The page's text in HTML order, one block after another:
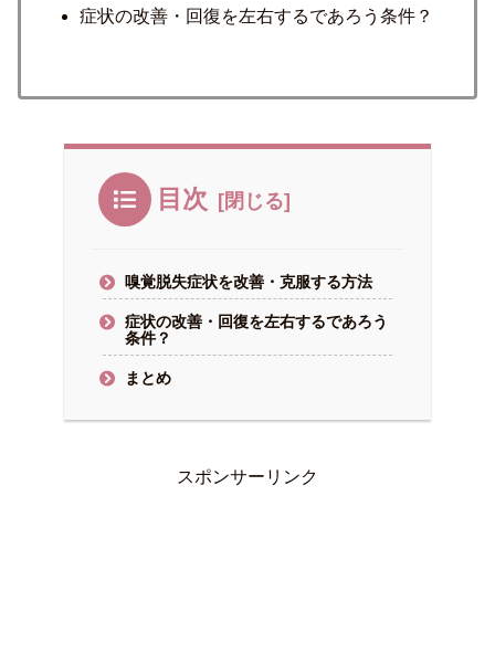
症状の改善・回復を左右するであろう条件？
目次
嗅覚脱失症状を改善・克服する方法
症状の改善・回復を左右するであろう
条件？
まとめ
スポンサーリンク